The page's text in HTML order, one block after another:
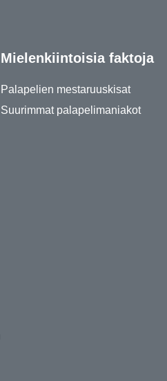
Mielenkiintoisia faktoja
Palapelien mestaruuskisat
Suurimmat palapelimaniakot